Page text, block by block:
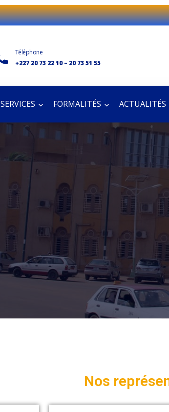
Téléphone
+227 20 73 22 10 – 20 73 51 55
SERVICES FORMALITÉS ACTUALITÉS
Nos